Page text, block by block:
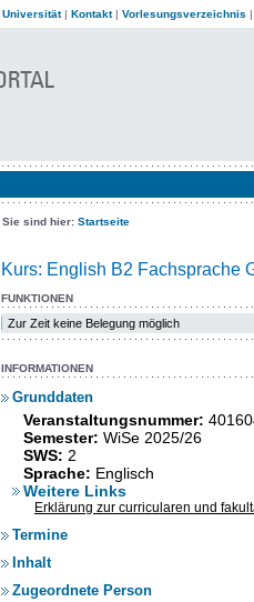
Universität| Kontakt| Vorlesungsverzeichnis
Sie sind hier: Startseite
Kurs: English B2 Fachsprache
FUNKTIONEN
Zur Zeit keine Belegung möglich
INFORMATIONEN
Grunddaten
Veranstaltungsnummer:
Semester: WiSe 2025/26
SWS: 2
Sprache: Englisch
Weitere Links
Erklärung zur curricularen und
Termine
Inhalt
Zugeordnete Person